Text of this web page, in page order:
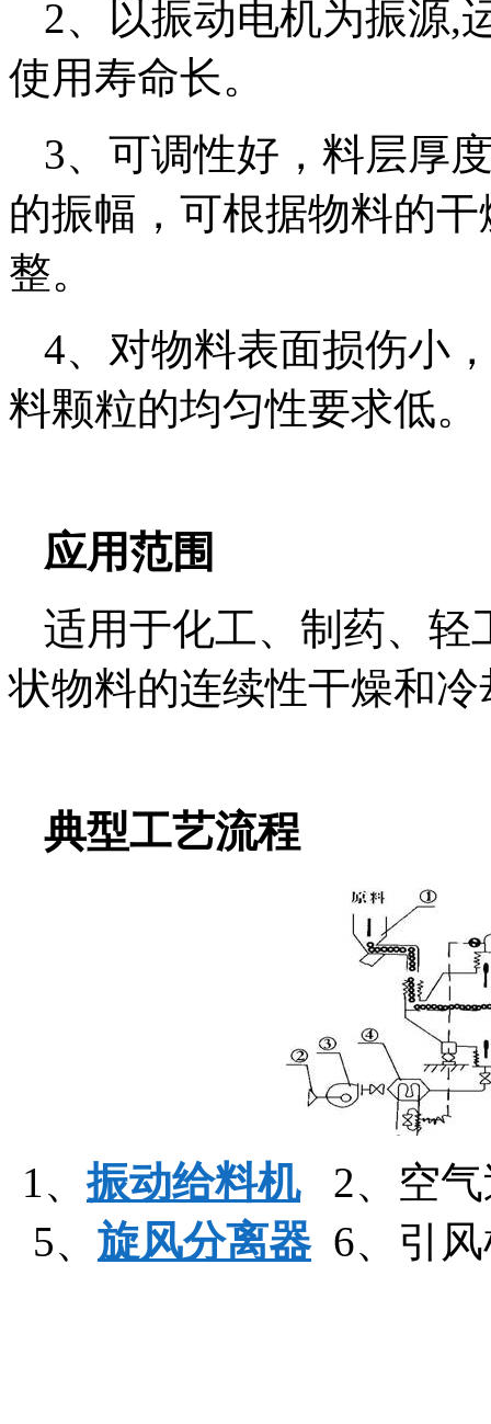
2、以振动电机为振源,
使用寿命长。
3、可调性好，料层厚
的振幅，可根据物料的
整。
4、对物料表面损伤小
料颗粒的均匀性要求低。
应用范围
适用于化工、制药、轻
状物料的连续性干燥和
典型工艺流程
1、振动给料机2、空气
5、 旋风分离器6、引风